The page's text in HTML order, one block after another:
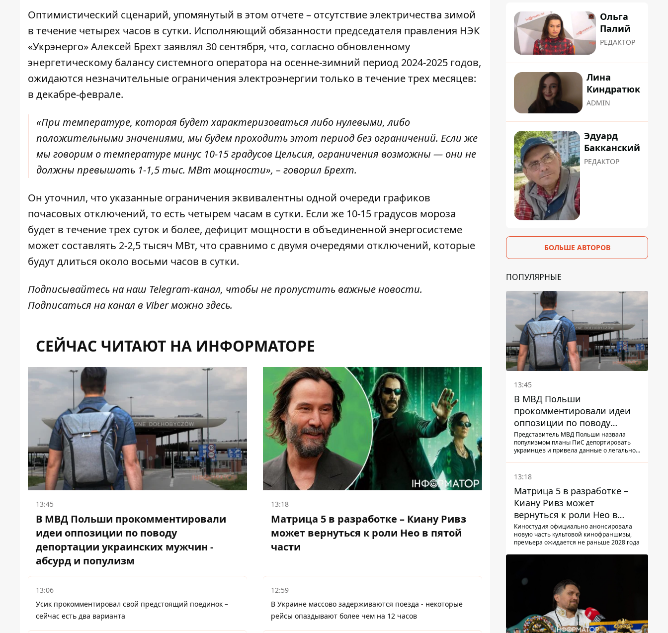
Оптимистический сценарий, упомянутый в этом отчете – отсутствие электричества зимой
в течение четырех часов в сутки. Исполняющий обязанности председателя правления НЭК
«Укрэнерго» Алексей Брехт заявлял 30 сентября, что, согласно обновленному
энергетическому балансу системного оператора на осенне-зимний период 2024-2025 годов,
ожидаются незначительные ограничения электроэнергии только в течение трех месяцев:
в декабре-феврале.
«При температуре, которая будет характеризоваться либо нулевыми, либо
положительными значениями, мы будем проходить этот период без ограничений. Если же
мы говорим о температуре минус 10-15 градусов Цельсия, ограничения возможны — они не
должны превышать 1-1,5 тыс. МВт мощности», – говорил Брехт.
Он уточнил, что указанные ограничения эквивалентны одной очереди графиков
почасовых отключений, то есть четырем часам в сутки. Если же 10-15 градусов мороза
будет в течение трех суток и более, дефицит мощности в объединенной энергосистеме
может составлять 2-2,5 тысяч МВт, что сравнимо с двумя очередями отключений, которые
будут длиться около восьми часов в сутки.
Подписывайтесь на наш Telegram-канал, чтобы не пропустить важные новости.
Подписаться на канал в Viber можноздесь.
СЕЙЧАС ЧИТАЮТ НА ИНФОРМАТОРЕ
13:45
В МВД Польши прокомментировали
идеи оппозиции по поводу
депортации украинских мужчин -
абсурд и популизм
13:18
Матрица 5 в разработке – Киану Ривз
может вернуться к роли Нео в пятой
части
13:06
Усик прокомментировал свой предстоящий поединок –
сейчас есть два варианта
12:59
В Украине массово задерживаются поезда - некоторые
рейсы опаздывают более чем на 12 часов
Ольга
Палий
РЕДАКТОР
Лина
Киндратюк
ADMIN
Эдуард
Бакканский
РЕДАКТОР
БОЛЬШЕ АВТОРОВ
ПОПУЛЯРНЫЕ
13:45
В МВД Польши
прокомментировали идеи
оппозиции по поводу
депортации украинских
мужчин - абсурд и популизм
Представитель МВД Польши назвала
популизмом планы ПиС депортировать
украинцев и привела данные о легальной
13:18
Матрица 5 в разработке –
Киану Ривз может
вернуться к роли Нео в
пятой части
Киностудия официально анонсировала
новую часть культовой кинофраншизы,
премьера ожидается не раньше 2028 года